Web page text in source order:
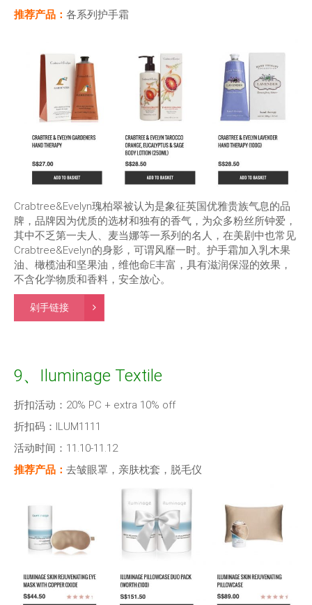
推荐产品： 各系列护手霜
Crabtree&Evelyn瑰柏翠被认为是象征英国优雅贵族气息的品
牌，品牌因为优质的选材和独有的香气，为众多粉丝所钟爱，
其中不乏第一夫人、麦当娜等一系列的名人，在美剧中也常见
Crabtree&Evelyn的身影，可谓风靡一时。护手霜加入乳木果
油、橄榄油和坚果油，维他命E丰富，具有滋润保湿的效果，
不含化学物质和香料，安全放心。
剁手链接
9、Iluminage Textile
折扣活动：20% PC + extra 10% off
折扣码：ILUM1111
活动时间：11.10-11.12
推荐产品： 去皱眼罩，亲肤枕套，脱毛仪